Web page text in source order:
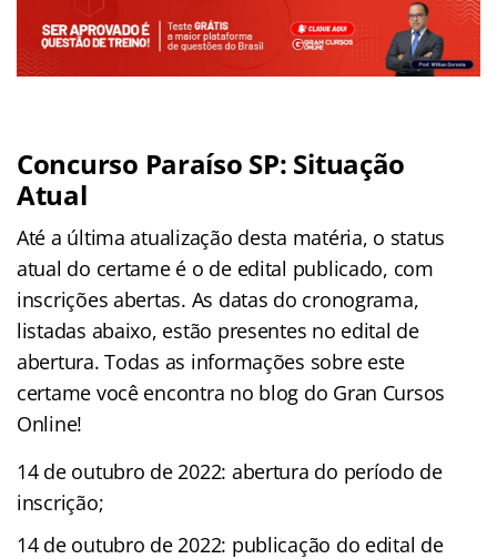
Concurso Paraíso SP: Situação
Atual
Até a última atualização desta matéria, o status
atual do certame é o de edital publicado, com
inscrições abertas. As datas do cronograma,
listadas abaixo, estão presentes no edital de
abertura. Todas as informações sobre este
certame você encontra no blog do Gran Cursos
Online!
14 de outubro de 2022: abertura do período de
inscrição;
14 de outubro de 2022: publicação do edital de